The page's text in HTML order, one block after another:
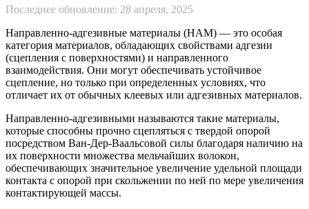
Последнее обновление: 28 апреля, 2025
Направленно-адгезивные материалы (НАМ) — это особая
категория материалов, обладающих свойствами адгезии
(сцепления с поверхностями) и направленного
взаимодействия. Они могут обеспечивать устойчивое
сцепление, но только при определенных условиях, что
отличает их от обычных клеевых или адгезивных материалов.
Направленно-адгезивными называются такие материалы,
которые способны прочно сцепляться с твердой опорой
посредством Ван-Дер-Ваальсовой силы благодаря наличию на
их поверхности множества мельчайших волокон,
обеспечивающих значительное увеличение удельной площади
контакта с опорой при скольжении по ней по мере увеличения
контактирующей массы.